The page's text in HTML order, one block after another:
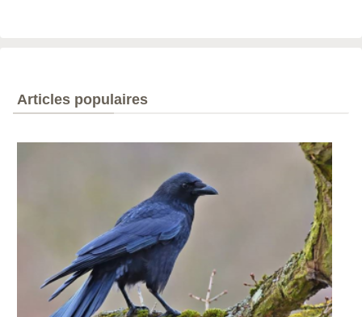
Articles populaires